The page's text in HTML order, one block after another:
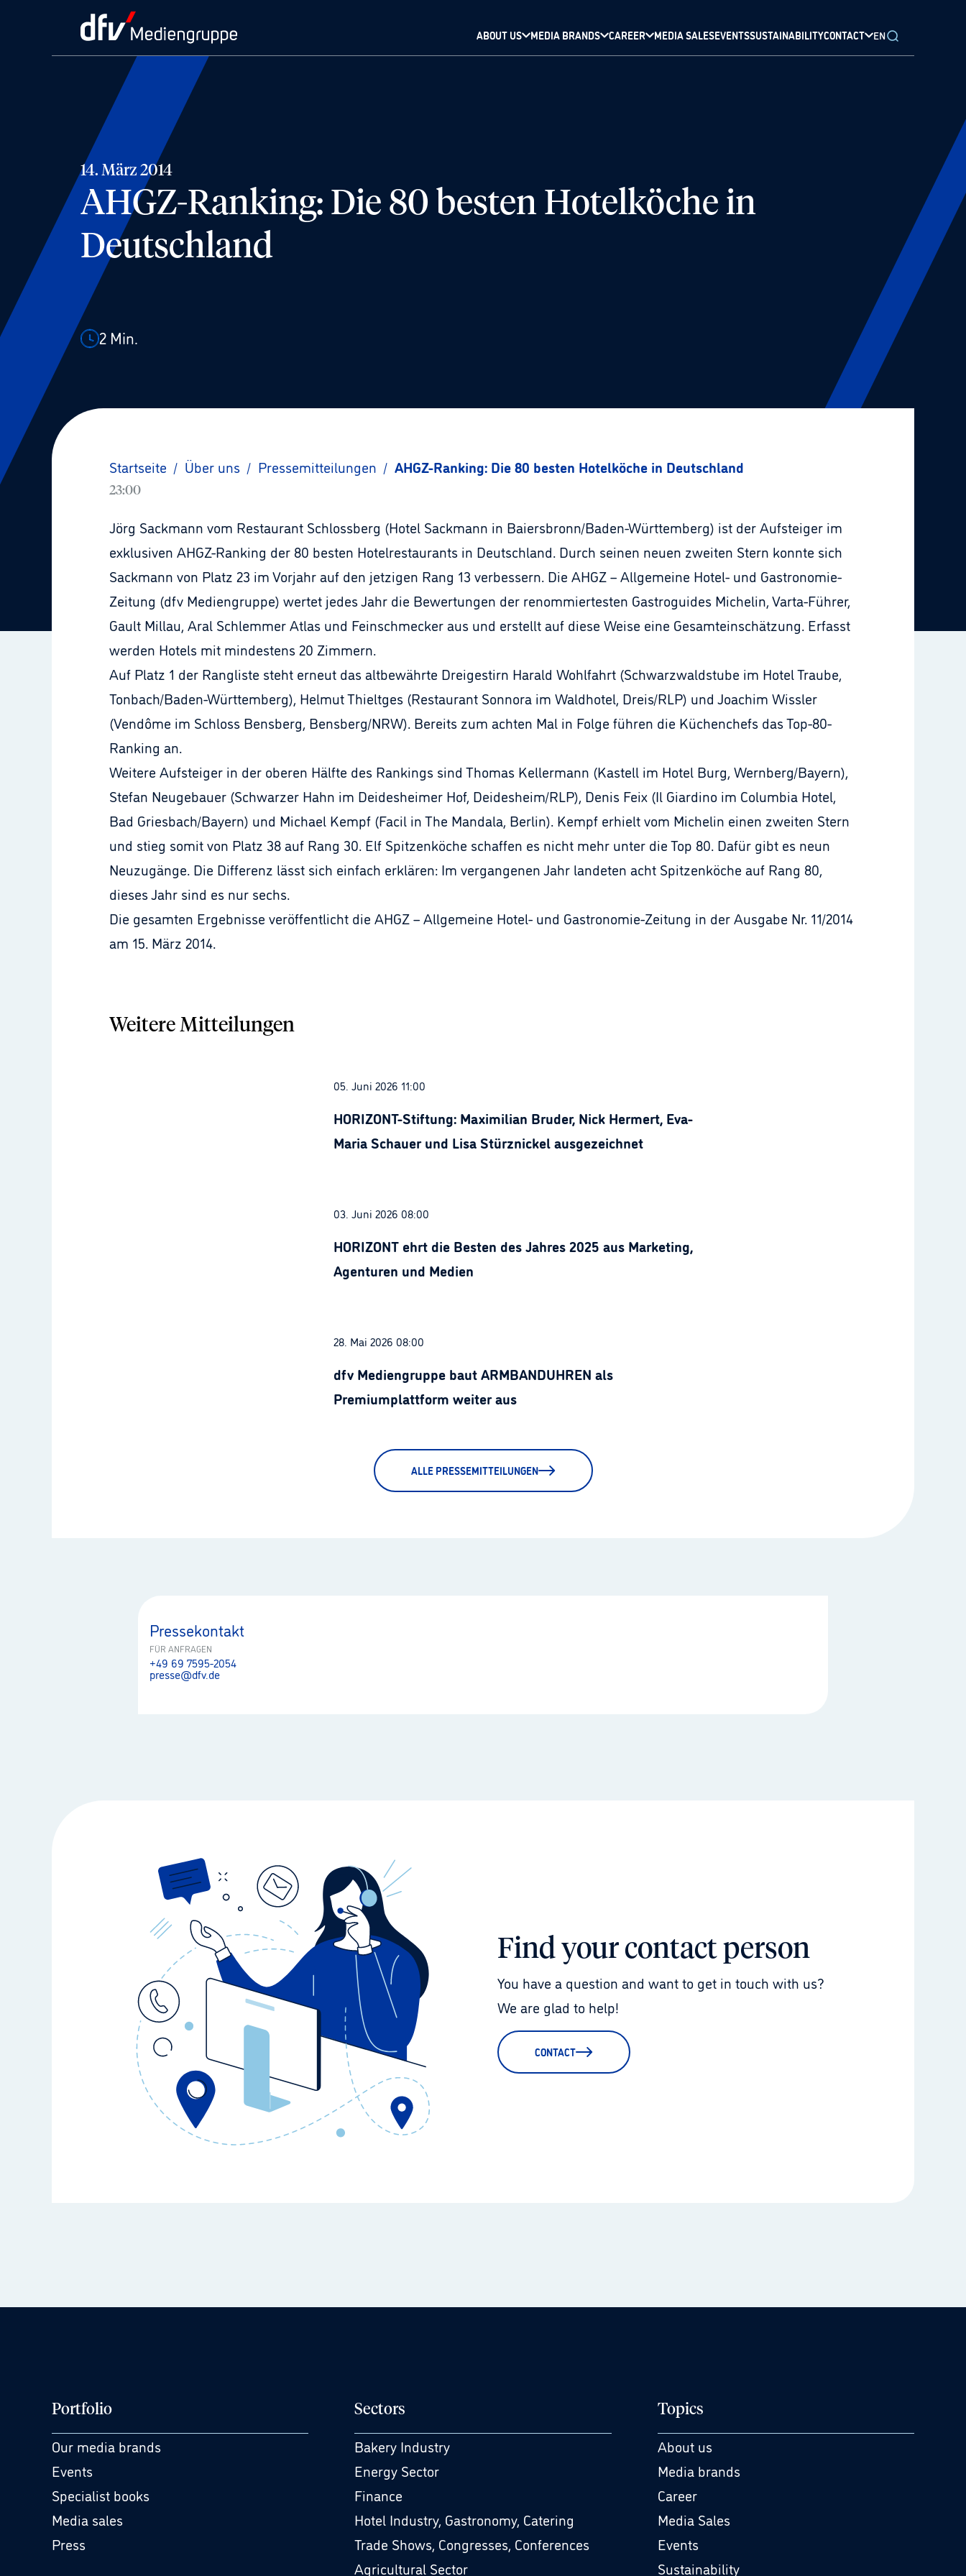
ABOUT US MEDIA BRANDS CAREER MEDIA SALESEVENTSSUSTAINABILITYCONTACT EN
14. März 2014
AHGZ-Ranking: Die 80 besten Hotelköche in
Deutschland
2 Min.
Startseite / Über uns / Pressemitteilungen / AHGZ-Ranking: Die 80 besten Hotelköche in Deutschland
23:00
Jörg Sackmann vom Restaurant Schlossberg (Hotel Sackmann in Baiersbronn/Baden-Württemberg) ist der Aufsteiger im
exklusiven AHGZ-Ranking der 80 besten Hotelrestaurants in Deutschland. Durch seinen neuen zweiten Stern konnte sich
Sackmann von Platz 23 im Vorjahr auf den jetzigen Rang 13 verbessern. Die AHGZ – Allgemeine Hotel- und Gastronomie-
Zeitung (dfv Mediengruppe) wertet jedes Jahr die Bewertungen der renommiertesten Gastroguides Michelin, Varta-Führer,
Gault Millau, Aral Schlemmer Atlas und Feinschmecker aus und erstellt auf diese Weise eine Gesamteinschätzung. Erfasst
werden Hotels mit mindestens 20 Zimmern.
Auf Platz 1 der Rangliste steht erneut das altbewährte Dreigestirn Harald Wohlfahrt (Schwarzwaldstube im Hotel Traube,
Tonbach/Baden-Württemberg), Helmut Thieltges (Restaurant Sonnora im Waldhotel, Dreis/RLP) und Joachim Wissler
(Vendôme im Schloss Bensberg, Bensberg/NRW). Bereits zum achten Mal in Folge führen die Küchenchefs das Top-80-
Ranking an.
Weitere Aufsteiger in der oberen Hälfte des Rankings sind Thomas Kellermann (Kastell im Hotel Burg, Wernberg/Bayern),
Stefan Neugebauer (Schwarzer Hahn im Deidesheimer Hof, Deidesheim/RLP), Denis Feix (Il Giardino im Columbia Hotel,
Bad Griesbach/Bayern) und Michael Kempf (Facil in The Mandala, Berlin). Kempf erhielt vom Michelin einen zweiten Stern
und stieg somit von Platz 38 auf Rang 30. Elf Spitzenköche schaffen es nicht mehr unter die Top 80. Dafür gibt es neun
Neuzugänge. Die Differenz lässt sich einfach erklären: Im vergangenen Jahr landeten acht Spitzenköche auf Rang 80,
dieses Jahr sind es nur sechs.
Die gesamten Ergebnisse veröffentlicht die AHGZ – Allgemeine Hotel- und Gastronomie-Zeitung in der Ausgabe Nr. 11/2014
am 15. März 2014.
Weitere Mitteilungen
05. Juni 2026 11:00
HORIZONT-Stiftung: Maximilian Bruder, Nick Hermert, Eva-
Maria Schauer und Lisa Stürznickel ausgezeichnet
03. Juni 2026 08:00
HORIZONT ehrt die Besten des Jahres 2025 aus Marketing,
Agenturen und Medien
28. Mai 2026 08:00
dfv Mediengruppe baut ARMBANDUHREN als
Premiumplattform weiter aus
ALLE PRESSEMITTEILUNGEN
Pressekontakt
FÜR ANFRAGEN
+49 69 7595-2054
presse@dfv.de
Find your contact person
You have a question and want to get in touch with us?
We are glad to help!
CONTACT
Portfolio
Our media brands
Events
Specialist books
Media sales
Press
Sectors
Bakery Industry
Energy Sector
Finance
Hotel Industry, Gastronomy, Catering
Trade Shows, Congresses, Conferences
Agricultural Sector
Topics
About us
Media brands
Career
Media Sales
Events
Sustainability